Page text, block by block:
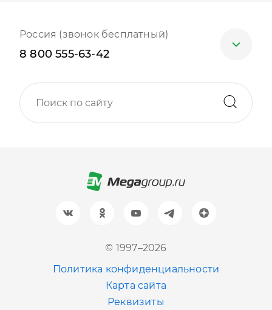
© 1997–2026
Политика конфиденциальности
Карта сайта
Реквизиты
Россия (звонок бесплатный)
8 800 555-63-42
+7 (961) 999-93-93
+7 (383) 207-80-51
+7 (843) 202-41-47